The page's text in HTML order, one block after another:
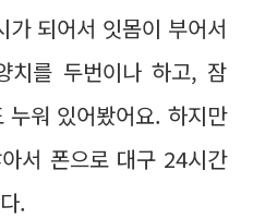
되어서 잇몸이 부어서
치를 두번이나 하고, 잠
워 있어봤어요. 하지만
서 폰으로 대구 24시간
.